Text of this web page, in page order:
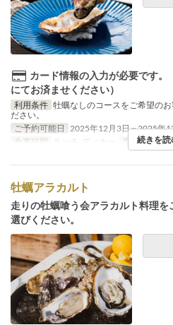
カード情報の入力が必要です
にてお済ませください）
利用条件 牡蠣なしのコースをご希望の
ださい。
ご予約可能日
2025年12月3日 ~ 2025年
食事時間
ランチ, ディナー 席のカテゴリ
続きを読
牡蠣アラカルト
走りの牡蠣喰う会アラカルト料理
選びください。